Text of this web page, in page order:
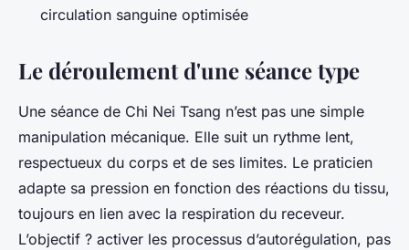
circulation sanguine optimisée
Le déroulement d'une séance type
Une séance de Chi Nei Tsang n’est pas une simple
manipulation mécanique. Elle suit un rythme lent,
respectueux du corps et de ses limites. Le praticien
adapte sa pression en fonction des réactions du tissu,
toujours en lien avec la respiration du receveur.
L’objectif ? activer les processus d’autorégulation, pas